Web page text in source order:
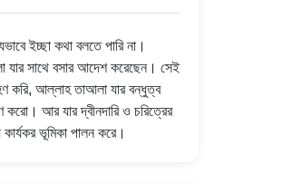
ইচ্ছা কথা বলতে পারি না।
যার সাথে বসার আদেশ করেছেন। সেই
করি, আল্লাহ তাআলা যার বন্ধুত্ব
করো। আর যার দ্বীনদারি ও চরিত্রের
ভূমিকা পালন করে।